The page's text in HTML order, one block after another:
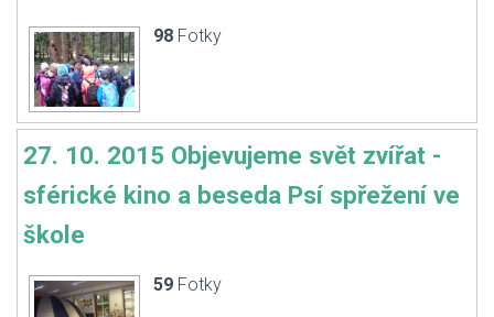
98 Fotky
27. 10. 2015 Objevujeme svět zvířat -
sférické kino a beseda Psí spřežení ve
škole
59 Fotky